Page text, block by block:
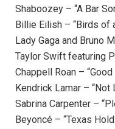
Shaboozey – “A Bar
Billie Eilish – “Birds of
Lady Gaga and Bruno
Taylor Swift featuring
Chappell Roan –
Kendrick Lamar – “Not
Sabrina Carpenter –
Beyoncé – “Texas Hold